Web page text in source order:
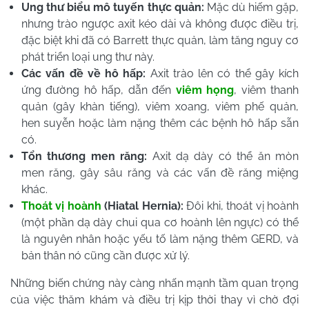
Ung thư biểu mô tuyến thực quản: Mặc dù hiếm gặp,
nhưng trào ngược axit kéo dài và không được điều trị,
đặc biệt khi đã có Barrett thực quản, làm tăng nguy cơ
phát triển loại ung thư này.
Các vấn đề về hô hấp: Axit trào lên có thể gây kích
ứng đường hô hấp, dẫn đến viêm họng, viêm thanh
quản (gây khàn tiếng), viêm xoang, viêm phế quản,
hen suyễn hoặc làm nặng thêm các bệnh hô hấp sẵn
có.
Tổn thương men răng: Axit dạ dày có thể ăn mòn
men răng, gây sâu răng và các vấn đề răng miệng
khác.
Thoát vị hoành (Hiatal Hernia): Đôi khi, thoát vị hoành
(một phần dạ dày chui qua cơ hoành lên ngực) có thể
là nguyên nhân hoặc yếu tố làm nặng thêm GERD, và
bản thân nó cũng cần được xử lý.
Những biến chứng này càng nhấn mạnh tầm quan trọng
của việc thăm khám và điều trị kịp thời thay vì chờ đợi